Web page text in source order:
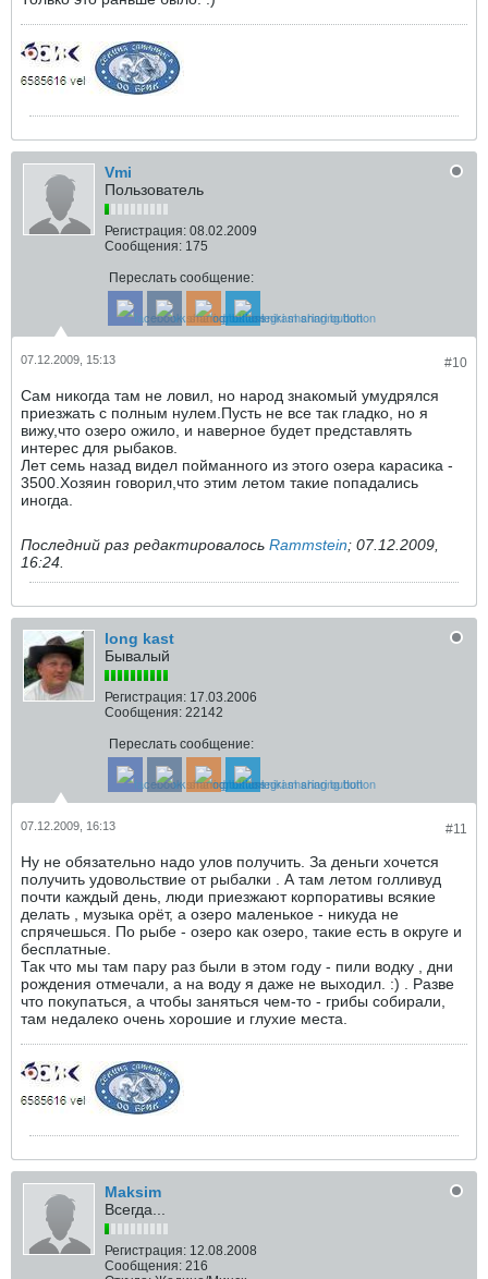
Vmi
Пользователь
Регистрация: 08.02.2009
Сообщения: 175
Переслать сообщение:
#10
07.12.2009, 15:13
Сам никогда там не ловил, но народ знакомый умудрялся
приезжать с полным нулем.Пусть не все так гладко, но я
вижу,что озеро ожило, и наверное будет представлять
интерес для рыбаков.
Лет семь назад видел пойманного из этого озера карасика -
3500.Хозяин говорил,что этим летом такие попадались
иногда.
Последний раз редактировалось Rammstein; 07.12.2009,
16:24.
long kast
Бывалый
Регистрация: 17.03.2006
Сообщения: 22142
Переслать сообщение:
#11
07.12.2009, 16:13
Ну не обязательно надо улов получить. За деньги хочется
получить удовольствие от рыбалки . А там летом голливуд
почти каждый день, люди приезжают корпоративы всякие
делать , музыка орёт, а озеро маленькое - никуда не
спрячешься. По рыбе - озеро как озеро, такие есть в округе и
бесплатные.
Так что мы там пару раз были в этом году - пили водку , дни
рождения отмечали, а на воду я даже не выходил. :) . Разве
что покупаться, а чтобы заняться чем-то - грибы собирали,
там недалеко очень хорошие и глухие места.
Maksim
Всегда...
Регистрация: 12.08.2008
Сообщения: 216